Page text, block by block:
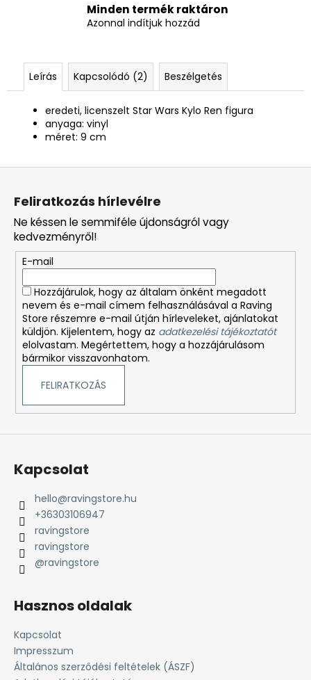
Minden termék raktáron
Azonnal indítjuk hozzád
Leírás Kapcsolódó (2) Beszélgetés
eredeti, licenszelt Star Wars Kylo Ren figura
anyaga: vinyl
méret: 9 cm
Feliratkozás hírlevélre
Ne késsen le semmiféle újdonságról vagy
kedvezményről!
E-mail
Hozzájárulok, hogy az általam önként megadott
nevem és e-mail címem felhasználásával a Raving
Store részemre e-mail útján hírleveleket, ajánlatokat
küldjön. Kijelentem, hogy az adatkezelési tájékoztatót
elolvastam. Megértettem, hogy a hozzájárulásom
bármikor visszavonhatom.
FELIRATKOZÁS
Kapcsolat
hello@ravingstore.hu
+36303106947
ravingstore
ravingstore
@ravingstore
Hasznos oldalak
Kapcsolat
Impresszum
Általános szerződési feltételek (ÁSZF)